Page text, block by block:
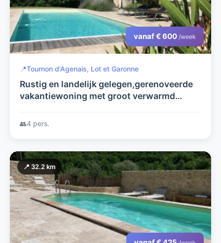
vanaf € 600 /week
📍Tournon d'Agenais, Lot et Garonne
Rustig en landelijk gelegen,gerenoveerde
vakantiewoning met groot verwarmd
👥4 pers.
📍 32.2 km